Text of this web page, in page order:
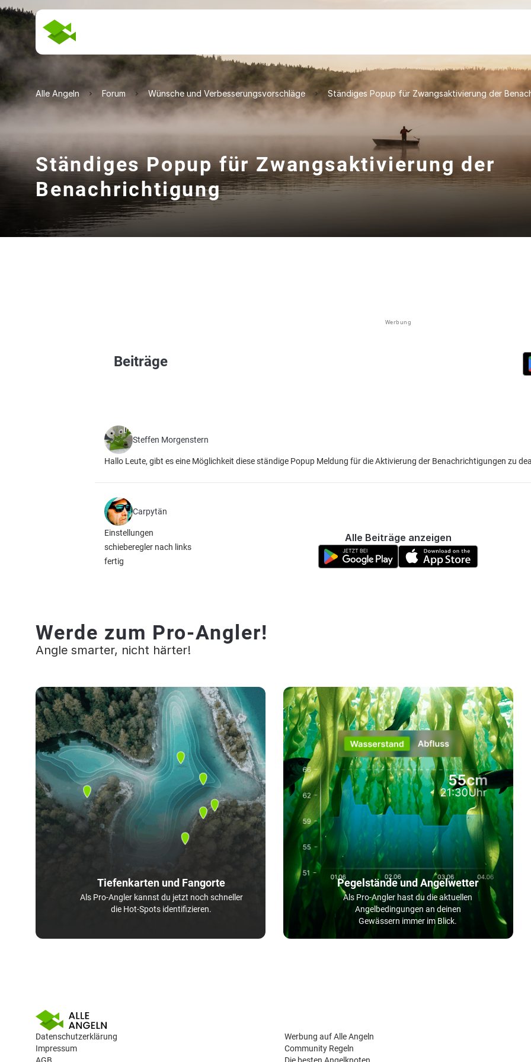
Alle Angeln Forum Wünsche und Verbesserungsvorschläge Ständiges Popup für Zwangsaktivierung der
Ständiges Popup für Zwangsaktivierung der
Benachrichtigung
Werbung
Beiträge
Steffen Morgenstern
Hallo Leute, gibt es eine Möglichkeit diese ständige Popup Meldung für die Aktivierung der Benachrichtigungen zu
Carpytän
Einstellungen
schieberegler nach links
fertig
Alle Beiträge anzeigen
Werde zum Pro-Angler!
Angle smarter, nicht härter!
Tiefenkarten und Fangorte
Als Pro-Angler kannst du jetzt noch schneller
die Hot-Spots identifizieren.
Pegelstände und Angelwetter
Als Pro-Angler hast du die aktuellen
Angelbedingungen an deinen
Gewässern immer im Blick.
Datenschutzerklärung
Impressum
Werbung auf Alle Angeln
Community Regeln